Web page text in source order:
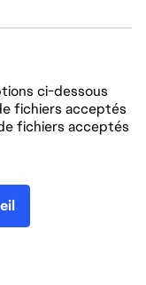
ci-dessous
fichiers acceptés
fichiers acceptés